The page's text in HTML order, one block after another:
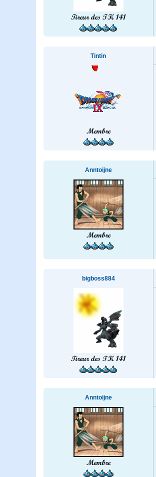
Tireur des TK 141
Tintin
Membre
Anntoijne
Membre
bigboss884
Tireur des TK 141
Anntoijne
Membre